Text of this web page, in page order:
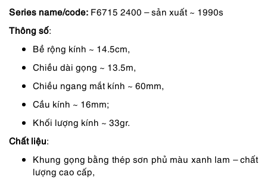
Series name/code: F6715 2400 – sản xuất ~ 1990s
Thông số:
Bề rộng kính ~ 14.5cm,
Chiều dài gọng ~ 13.5m,
Chiều ngang mắt kính ~ 60mm,
Cầu kính ~ 16mm;
Khối lượng kính ~ 33gr.
Chất liệu:
Khung gọng bằng thép sơn phủ màu xanh lam – chất
lượng cao cấp,